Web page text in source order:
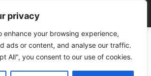
privacy
enhance your browsing experience,
ads or content, and analyse our traffic.
All", you consent to our use of cookies.
Το μεγάλο σοκ στην αγορά της μόδας
εκατ. πελάτες...